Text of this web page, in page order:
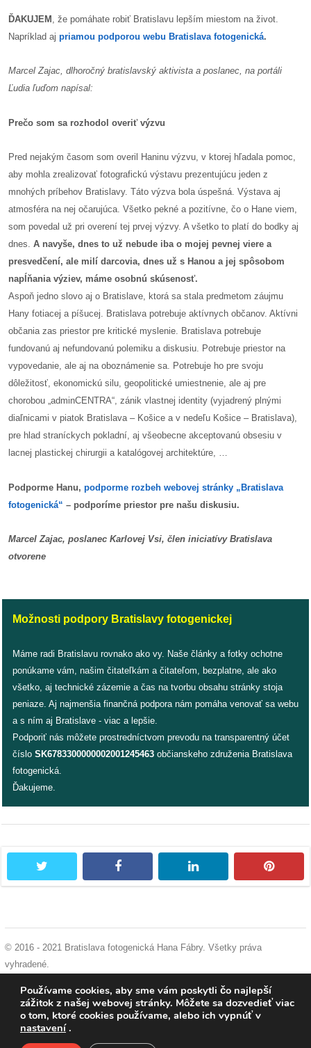
videá
vychádzky
/
/
nás
podporili
nás
autorské
zázemie
kontaktujte
nás
reklama
ĎAKUJEM
, že pomáhate robiť Bratislavu lepším miestom na život.
Napríklad aj priamou podporou webu Bratislava fotogenická.
Marcel Zajac, dlhoročný bratislavský aktivista a poslanec, na portáli
Ľudia ľuďom napísal:
Prečo som sa rozhodol overiť výzvu
Pred nejakým časom som overil Haninu výzvu, v ktorej hľadala pomoc,
aby mohla zrealizovať fotografickú výstavu prezentujúcu jeden z
mnohých príbehov Bratislavy. Táto výzva bola úspešná. Výstava aj
atmosféra na nej očarujúca. Všetko pekné a pozitívne, čo o Hane viem,
som povedal už pri overení tej prvej výzvy. A všetko to platí do bodky aj
dnes. A navyše, dnes to už nebude iba o mojej pevnej viere a
presvedčení, ale milí darcovia, dnes už s Hanou a jej spôsobom
napĺňania výziev, máme osobnú skúsenosť.
Aspoň jedno slovo aj o Bratislave, ktorá sa stala predmetom záujmu
Hany fotiacej a píšucej. Bratislava potrebuje aktívnych občanov. Aktívni
občania zas priestor pre kritické myslenie. Bratislava potrebuje
fundovanú aj nefundovanú polemiku a diskusiu. Potrebuje priestor na
vypovedanie, ale aj na oboznámenie sa. Potrebuje ho pre svoju
dôležitosť, ekonomickú silu, geopolitické umiestnenie, ale aj pre
chorobou „adminCENTRA“, zánik vlastnej identity (vyjadrený plnými
diaľnicami v piatok Bratislava – Košice a v nedeľu Košice – Bratislava),
pre hlad straníckych pokladní, aj všeobecne akceptovanú obsesiu v
lacnej plastickej chirurgii a katalógovej architektúre, …
Podporme Hanu, podporme rozbeh webovej stránky „Bratislava
fotogenická“ – podporíme priestor pre našu diskusiu.
Marcel Zajac, poslanec Karlovej Vsi, člen iniciatívy Bratislava
otvorene
Možnosti podpory Bratislavy fotogenickej
Máme radi Bratislavu rovnako ako vy. Naše články a fotky ochotne
ponúkame vám, našim čitateľkám a čitateľom, bezplatne, ale ako
všetko, aj technické zázemie a čas na tvorbu obsahu stránky stoja
peniaze. Aj najmenšia finančná podpora nám pomáha venovať sa webu
a s ním aj Bratislave - viac a lepšie.
Podporiť nás môžete prostredníctvom prevodu na transparentný účet
číslo SK6783300000002001245463 občianskeho združenia Bratislava
fotogenická.
Ďakujeme.
facebook linkedin
© 2016 - 2021 Bratislava fotogenická Hana Fábry. Všetky práva
vyhradené.
cookies
Používame cookies, aby sme vám poskytli čo najlepší
zážitok z našej webovej stránky. Môžete sa dozvedieť viac
o tom, ktoré cookies používame, alebo ich vypnúť v
nastavení .